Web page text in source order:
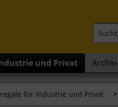
und Privat
für Industrie und Privat